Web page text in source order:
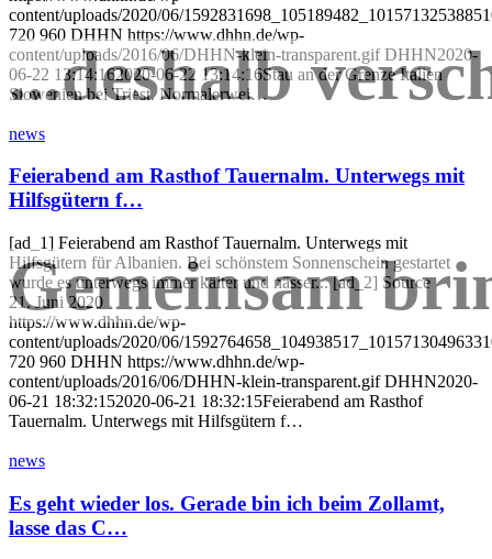
...deshalb
Gemeinsam
content/uploads/2020/06/
720 960 DHHN https://www.dhhn.de/wp-
content/uploads/2016/06/DHHN-klein-transparent.gif DHHN2020-
06-22 13:14:162020-06-22 13:14:16Stau an der Grenze Italien
Slowenien bei Triest. Normalerwei…
news
Feierabend am Rasthof Tauernalm. Unterwegs mit
Hilfsgütern f…
[ad_1] Feierabend am Rasthof Tauernalm. Unterwegs mit
Hilfsgütern für Albanien. Bei schönstem Sonnenschein gestartet
wurde es unterwegs immer kälter und nässer... [ad_2] Source
21. Juni 2020
https://www.dhhn.de/wp-
content/uploads/2020/06/
720 960 DHHN https://www.dhhn.de/wp-
content/uploads/2016/06/DHHN-klein-transparent.gif DHHN2020-
06-21 18:32:152020-06-21 18:32:15Feierabend am Rasthof
Tauernalm. Unterwegs mit Hilfsgütern f…
news
Es geht wieder los. Gerade bin ich beim Zollamt,
lasse das C…